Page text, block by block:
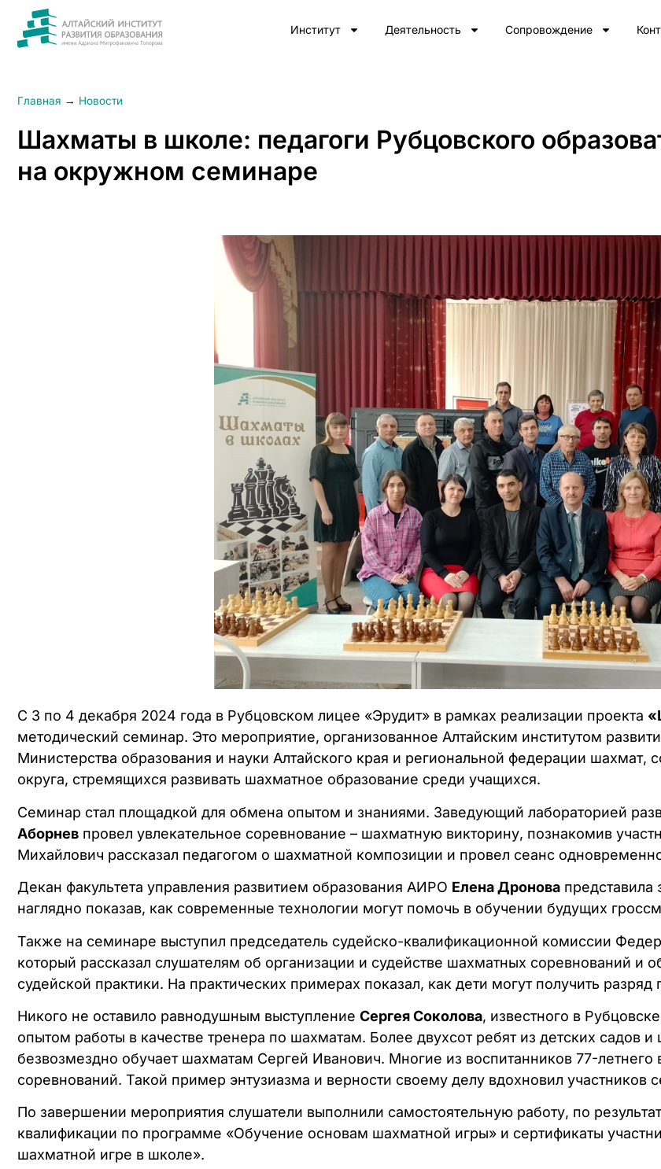
Институт Деятельность Сопровождение
Главная → Новости
Шахматы в школе: педагоги Рубцовского
на окружном семинаре
С 3 по 4 декабря 2024 года в Рубцовском лицее «Эрудит» в рамках реализации проекта
методический семинар. Это мероприятие, организованное Алтайским институтом
Министерства образования и науки Алтайского края и региональной федерации шахмат,
округа, стремящихся развивать шахматное образование среди учащихся.
Семинар стал площадкой для обмена опытом и знаниями. Заведующий лабораторией
Аборнев провел увлекательное соревнование – шахматную викторину, познакомив
Михайлович рассказал педагогом о шахматной композиции и провел сеанс
Декан факультета управления развитием образования АИРО Елена Дронова
наглядно показав, как современные технологии могут помочь в обучении будущих
Также на семинаре выступил председатель судейско-квалификационной комиссии
который рассказал слушателям об организации и судействе шахматных соревнований и
судейской практики. На практических примерах показал, как дети могут получить
Никого не оставило равнодушным выступление Сергея Соколова, известного в
опытом работы в качестве тренера по шахматам. Более двухсот ребят из детских садов
безвозмездно обучает шахматам Сергей Иванович. Многие из воспитанников 77-
соревнований. Такой пример энтузиазма и верности своему делу вдохновил участников
По завершении мероприятия слушатели выполнили самостоятельную работу, по
квалификации по программе «Обучение основам шахматной игры» и сертификаты
шахматной игре в школе».